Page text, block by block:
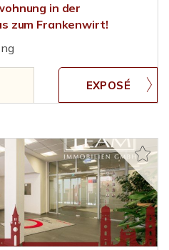
in der
zum Frankenwirt!